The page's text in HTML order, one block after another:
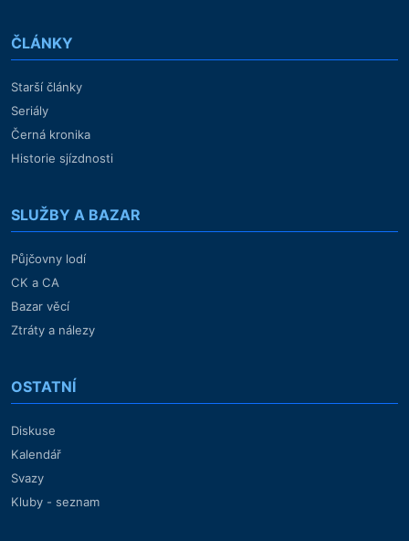
ČLÁNKY
Starší články
Seriály
Černá kronika
Historie sjízdnosti
SLUŽBY A BAZAR
Půjčovny lodí
CK a CA
Bazar věcí
Ztráty a nálezy
OSTATNÍ
Diskuse
Kalendář
Svazy
Kluby - seznam